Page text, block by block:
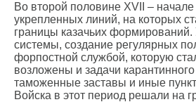
Во второй половине XVII –
укрепленных линий, на которых
границы казачьих формирований.
системы, создание регулярных
форпостной службой, которую
возложены и задачи
таможенные заставы и иные
Войска в этот период решали на